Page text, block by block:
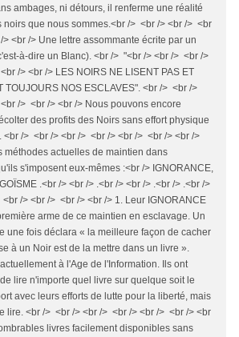
ambages, ni détours, il renferme une réalité
noirs que nous sommes.<br /> <br /> <br /> <br
<br /> Une lettre assommante écrite par un
à-dire un Blanc). <br /> "<br /> <br /> <br />
/> <br /> LES NOIRS NE LISENT PAS ET
TOUJOURS NOS ESCLAVES". <br /> <br />
/> <br /> <br /> Nous pouvons encore
des profits des Noirs sans effort physique
<br /> <br /> <br /> <br /> <br /> <br /> <br />
méthodes actuelles de maintien dans
s'imposent eux-mêmes :<br /> IGNORANCE,
.<br /> <br /> .<br /> <br /> .<br /> .<br />
/> <br /> <br /> <br /> 1. Leur IGNORANCE
arme de ce maintien en esclavage. Un
une fois déclara « la meilleure façon de cacher
à un Noir est de la mettre dans un livre ».
à l'Age de l'Information. Ils ont
lire n'importe quel livre sur quelque soit le
avec leurs efforts de lutte pour la liberté, mais
lire. <br /> <br /> <br /> <br /> <br /> <br /> <br
livres facilement disponibles sans